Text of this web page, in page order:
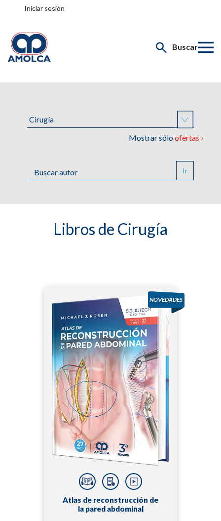
Iniciar sesión
Buscar
Mostrar sóloofertas ›
Ir
Libros de Cirugía
Atlas de reconstrucción de
la pared abdominal